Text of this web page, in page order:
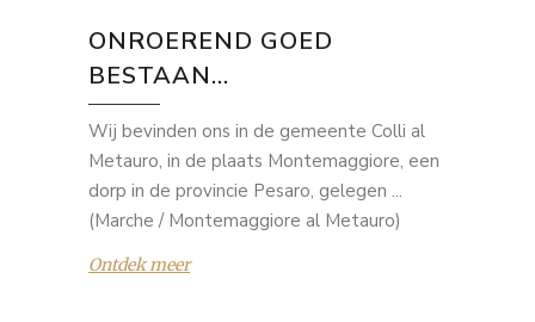
ONROEREND GOED
BESTAAN...
Wij bevinden ons in de gemeente Colli al
Metauro, in de plaats Montemaggiore, een
dorp in de provincie Pesaro, gelegen ...
(Marche / Montemaggiore al Metauro)
Ontdek meer